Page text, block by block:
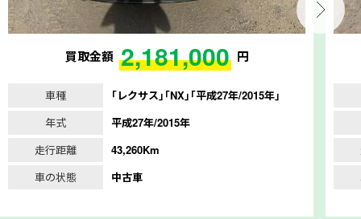
買取金額 2,181,000 円
車種
｢レクサス｣｢NX｣｢平成27年/2015年｣
年式
平成27年/2015年
走行距離
43,260Km
車の状態
中古車